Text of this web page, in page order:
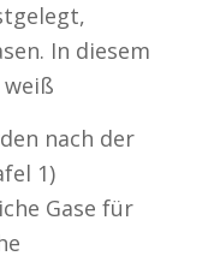
In diesem
nach der
1)
Gase für